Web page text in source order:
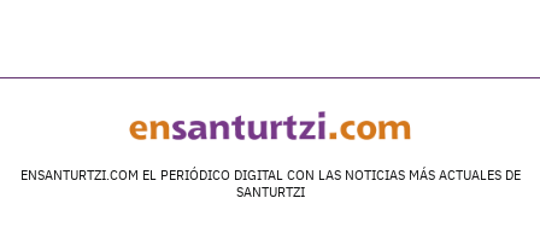
ENSANTURTZI.COM EL PERIÓDICO DIGITAL CON LAS NOTICIAS MÁS ACTUALES DE
SANTURTZI